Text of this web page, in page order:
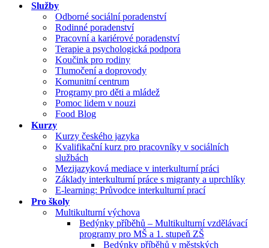
Služby
Odborné sociální poradenství
Rodinné poradenství
Pracovní a kariérové poradenství
Terapie a psychologická podpora
Koučink pro rodiny
Tlumočení a doprovody
Komunitní centrum
Programy pro děti a mládež
Pomoc lidem v nouzi
Food Blog
Kurzy
Kurzy českého jazyka
Kvalifikační kurz pro pracovníky v sociálních
službách
Mezijazyková mediace v interkulturní práci
Základy interkulturní práce s migranty a uprchlíky
E-learning: Průvodce interkulturní prací
Pro školy
Multikulturní výchova
Bedýnky příběhů – Multikulturní vzdělávací
programy pro MŠ a 1. stupeň ZŠ
Bedýnky příběhů v městských